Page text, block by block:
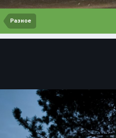
Разное